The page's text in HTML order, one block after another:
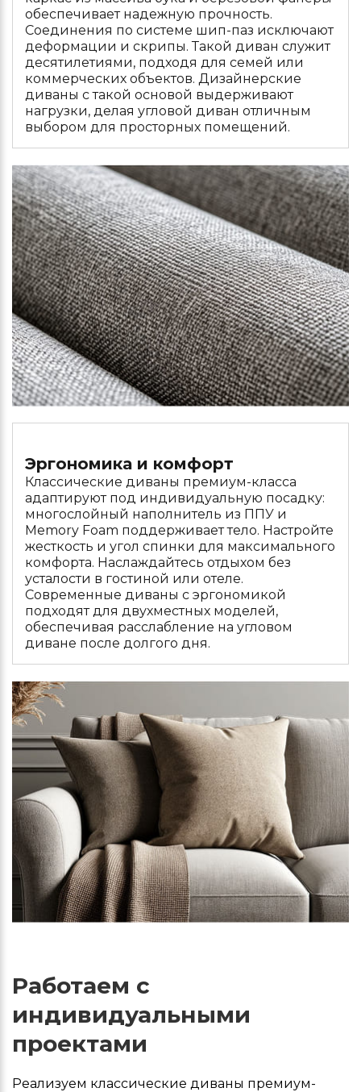
обеспечивает надежную прочность.
Соединения по системе шип-паз исключают
деформации и скрипы. Такой диван служит
десятилетиями, подходя для семей или
коммерческих объектов. Дизайнерские
диваны с такой основой выдерживают
нагрузки, делая угловой диван отличным
выбором для просторных помещений.
Эргономика и комфорт
Классические диваны премиум-класса
адаптируют под индивидуальную посадку:
многослойный наполнитель из ППУ и
Memory Foam поддерживает тело. Настройте
жесткость и угол спинки для максимального
комфорта. Наслаждайтесь отдыхом без
усталости в гостиной или отеле.
Современные диваны с эргономикой
подходят для двухместных моделей,
обеспечивая расслабление на угловом
диване после долгого дня.
Работаем с
индивидуальными
проектами
Реализуем классические диваны премиум-